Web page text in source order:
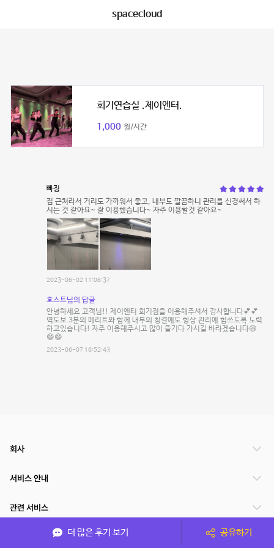
spacecloud
회기연습실 .제이엔터.
1,000 원/시간
빠징
집 근처라서 거리도 가까워서 좋고, 내부도 깔끔하니 관리를 신경써서 하
시는 것 같아요~ 잘 이용했습니다~ 자주 이용할것 같아요~
2023-06-02 11:06:37
호스트님의 답글
안녕하세요 고객님!! 제이엔터 회기점을 이용해주셔서 감사합니다💕💕
역도보 3분의 메리트와 함께 내부의 청결에도 항상 관리에 힘쓰도록 노력
하고있습니다! 자주 이용해주시고 많이 즐기다 가시길 바라겠습니다😄
😄😄
2023-06-07 16:52:43
더 많은 후기 보기 공유하기
회사
서비스 안내
관련 서비스